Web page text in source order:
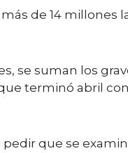
de 14 millones
se suman los
terminó abril
que se